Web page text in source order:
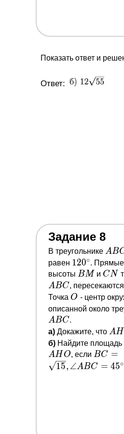
Показать ответ и
Ответ:
Задание 8
В треугольнике A
B
C
AB
равен 120^{\circ}
120∘.
высоты B
M
BM и C
N
CN
ABC,
Точка O
O - центр
описанной около
ABC.
a) Докажите, что A
O
AH
б) Найдите площадь
AH O, если B
BC =
15, ∠ABC = 45∘